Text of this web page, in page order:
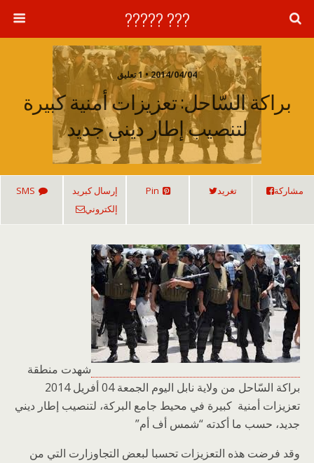
??? ?????
2014/04/04 • 1 تعليق
براكة السّاحل: تعزيزات أمنية كبيرة
لتنصيب إطار ديني جديد
مشاركة تغريد Pin
إرسال كبريد
إلكتروني
SMS
شهدت منطقة
براكة السّاحل من ولاية نابل اليوم الجمعة 04 أفريل 2014
تعزيزات أمنية كبيرة في محيط جامع البركة، لتنصيب إطار ديني
جديد، حسب ما أكدته “شمس أف أم”
وقد فرضت هذه التعزيزات تحسبا لبعض التجاوزارت التي من